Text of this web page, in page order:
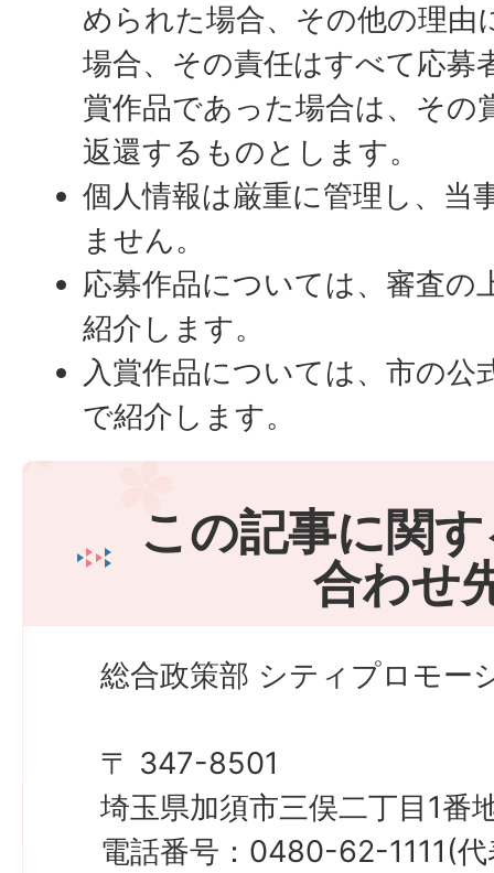
められた場合、その他の理由
場合、その責任はすべて応募
賞作品であった場合は、その
返還するものとします。
個人情報は厳重に管理し、当
ません。
応募作品については、審査の
紹介します。
入賞作品については、市の公
で紹介します。
この記事に関
合わせ
総合政策部 シティプロモー
〒 347-8501
埼玉県加須市三俣二丁目1番
電話番号：0480-62-1111(